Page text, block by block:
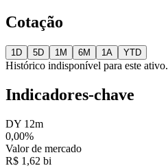
Cotação
1D 5D 1M 6M 1A YTD
Histórico indisponível para este ativo.
Indicadores-chave
DY 12m
0,00%
Valor de mercado
R$ 1,62 bi